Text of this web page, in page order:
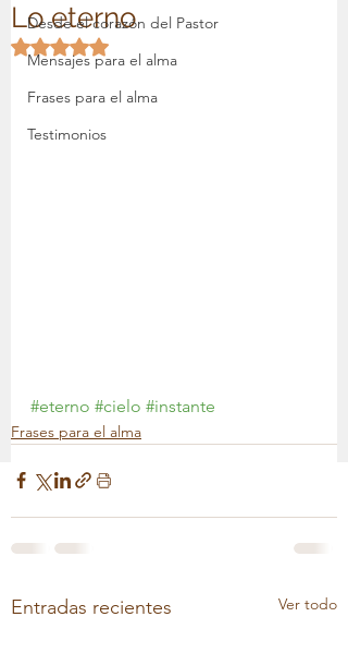
Desde el corazón del Pastor
Mensajes para el alma
Frases para el alma
Testimonios
Lo eterno
Obtuvo NaN de 5 estrellas.
#eterno #cielo #instante
Frases para el alma
Entradas recientes Ver todo